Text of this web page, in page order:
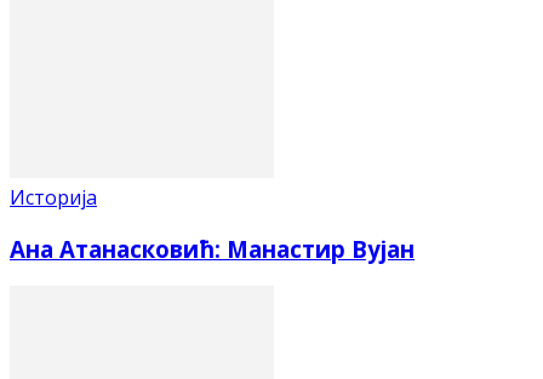
Историја
Ана Атанасковић: Манастир Вујан